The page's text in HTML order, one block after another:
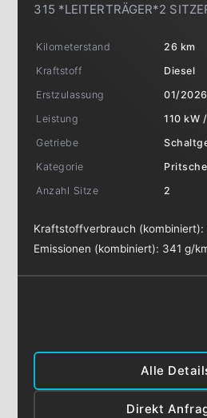
315 *LEITERTRÄGER*2
Kilometerstand
26 km
Kraftstoff
Diesel
Erstzulassung
01/2026
Leistung
110 kW
Getriebe
Kategorie
Pritsche
Anzahl Sitze
2
Kraftstoffverbrauch (kombiniert):
Emissionen (kombiniert): 341 g/
Alle
Direkt